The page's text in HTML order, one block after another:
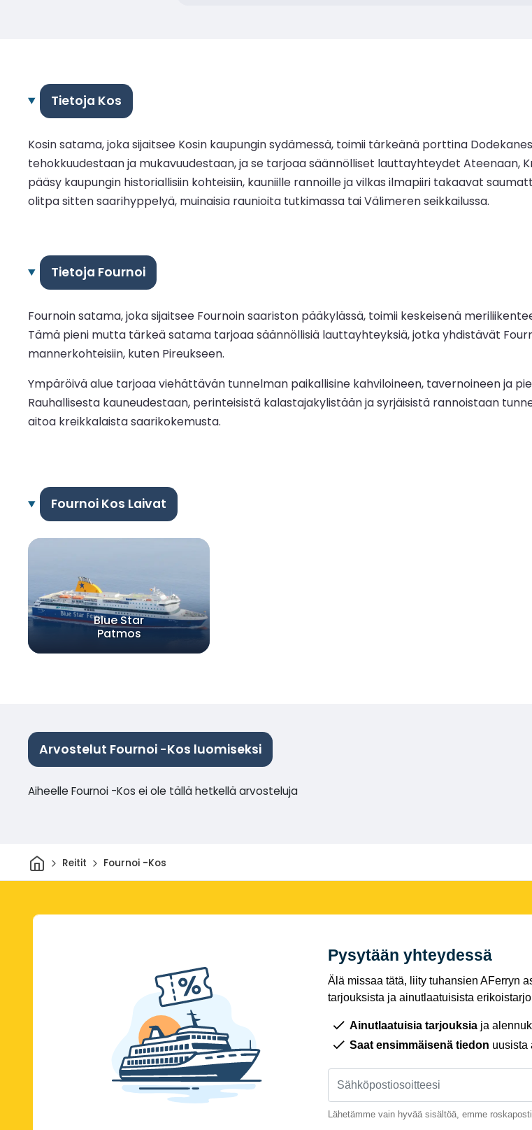
Tietoja Kos
Kosin satama, joka sijaitsee Kosin kaupungin sydämessä, toimii tärkeänä porttina
tehokkuudestaan ja mukavuudestaan, ja se tarjoaa säännölliset lauttayhteydet Ateenaan,
pääsy kaupungin historiallisiin kohteisiin, kauniille rannoille ja vilkas ilmapiiri takaavat
olitpa sitten saarihyppelyä, muinaisia raunioita tutkimassa tai Välimeren seikkailussa.
Tietoja Fournoi
Fournoin satama, joka sijaitsee Fournoin saariston pääkylässä, toimii keskeisenä
Tämä pieni mutta tärkeä satama tarjoaa säännöllisiä lauttayhteyksiä, jotka yhdistävät
mannerkohteisiin, kuten Pireukseen.
Ympäröivä alue tarjoaa viehättävän tunnelman paikallisine kahviloineen, tavernoineen ja
Rauhallisesta kauneudestaan, perinteisistä kalastajakylistään ja syrjäisistä rannoistaan
aitoa kreikkalaista saarikokemusta.
Fournoi Kos Laivat
Blue Star
Patmos
Arvostelut Fournoi -Kos luomiseksi
Aiheelle Fournoi -Kos ei ole tällä hetkellä arvosteluja
KotiinReitit Fournoi -Kos
Pysytään yhteydessä
Älä missaa tätä, liity tuhansien AFerryn
tarjouksista ja ainutlaatuisista
Ainutlaatuisia tarjouksia ja
Saat ensimmäisenä tiedon uusista
Lähetämme vain hyvää sisältöä, emme